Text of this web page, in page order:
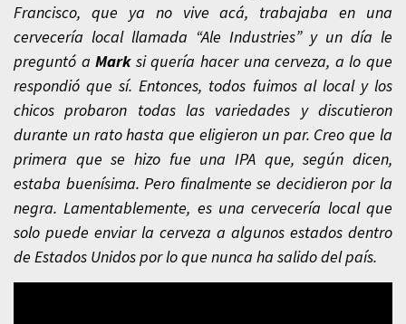
Francisco, que ya no vive acá, trabajaba en una
cervecería local llamada “Ale Industries” y un día le
preguntó aMarksi quería hacer una cerveza, a lo que
respondió que sí. Entonces, todos fuimos al local y los
chicos probaron todas las variedades y discutieron
durante un rato hasta que eligieron un par. Creo que la
primera que se hizo fue una IPA que, según dicen,
estaba buenísima. Pero finalmente se decidieron por la
negra. Lamentablemente, es una cervecería local que
solo puede enviar la cerveza a algunos estados dentro
de Estados Unidos por lo que nunca ha salido del país.